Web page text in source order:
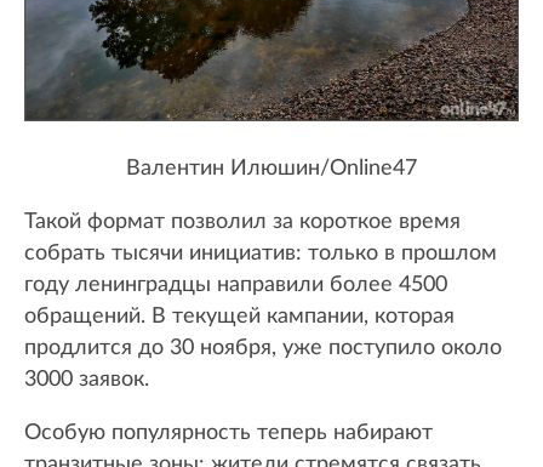
Валентин Илюшин/Online47
Такой формат позволил за короткое время
собрать тысячи инициатив: только в прошлом
году ленинградцы направили более 4500
обращений. В текущей кампании, которая
продлится до 30 ноября, уже поступило около
3000 заявок.
Особую популярность теперь набирают